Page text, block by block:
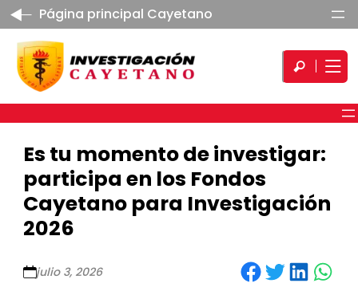
Página principal Cayetano
Es tu momento de investigar:
participa en los Fondos
Cayetano para Investigación
2026
julio 3, 2026 Share on Facebook Share on Twitter Share on LinkedIn Share on WhatsApp